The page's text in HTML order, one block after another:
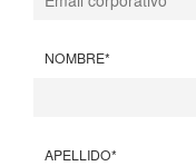
NOMBRE*
APELLIDO*